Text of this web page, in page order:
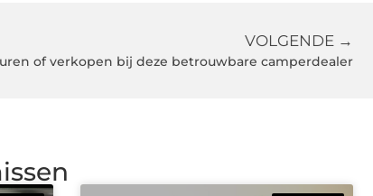
VOLGENDE →
of verkopen bij deze betrouwbare camperdealer